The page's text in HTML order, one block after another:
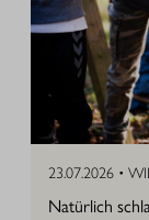
23.07.2026 •
Natürlich